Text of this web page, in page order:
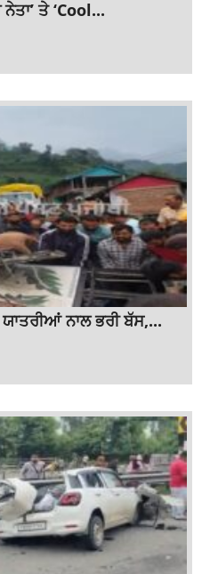
ਤੇ ‘Cool...
ਨਾਲ ਭਰੀ ਬੱਸ,...